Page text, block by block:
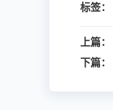
标签：
上篇：
下篇：